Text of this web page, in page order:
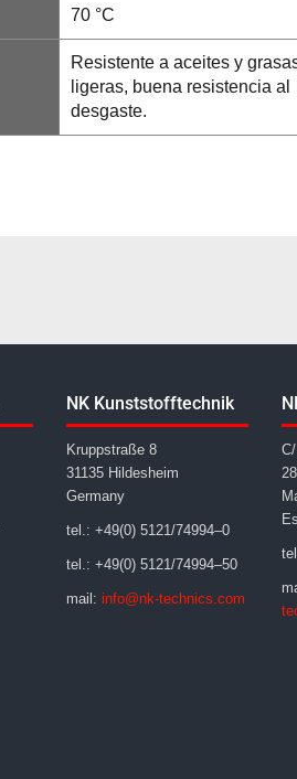
70 °C
Resistente a aceites y
ligeras, buena resistencia al
desgaste.
NK Kunststofftechnik
Kruppstraße 8
31135 Hildesheim
Germany
tel.: +49(0) 5121/74994–0
tel.: +49(0) 5121/74994–50
mail: info@nk-technics.com